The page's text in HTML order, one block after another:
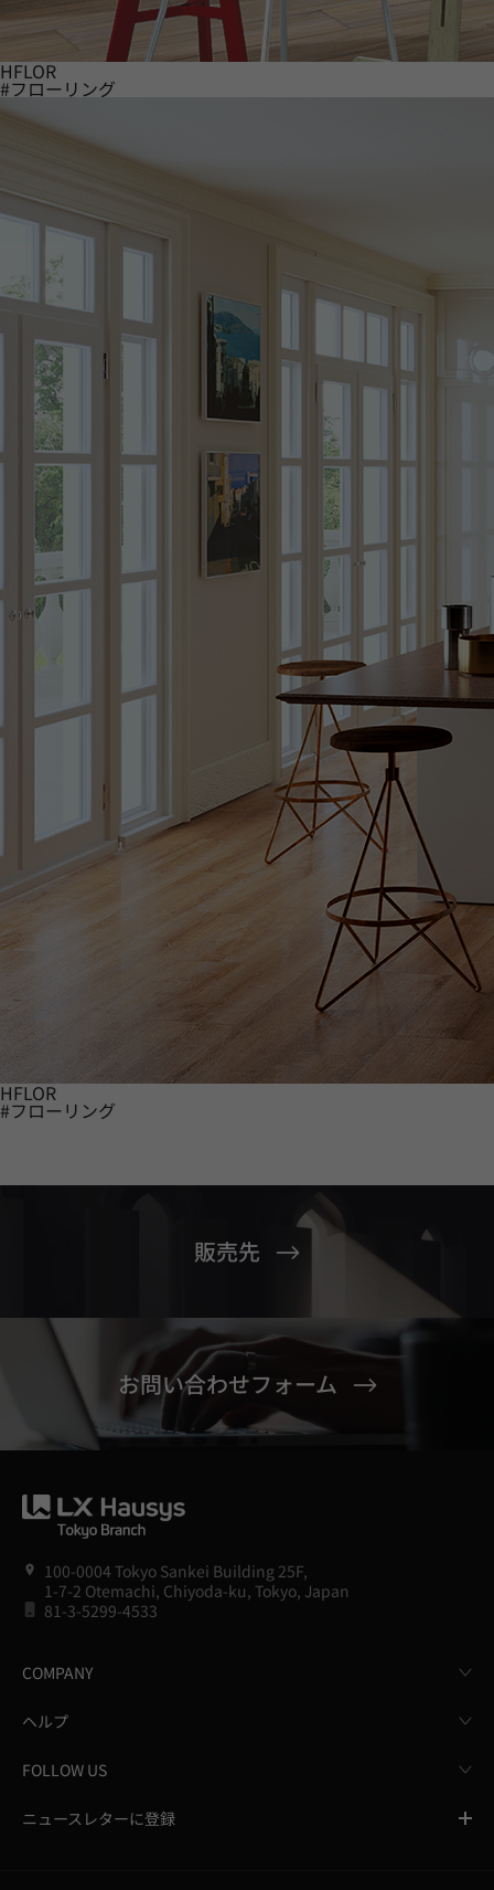
HFLOR
#フローリング
HFLOR
#フローリング
販売先
お問い合わせフォーム
100-0004 Tokyo Sankei Building 25F,
1-7-2 Otemachi, Chiyoda-ku, Tokyo, Japan
81-3-5299-4533
COMPANY
ヘルプ
FOLLOW US
ニュースレターに登録